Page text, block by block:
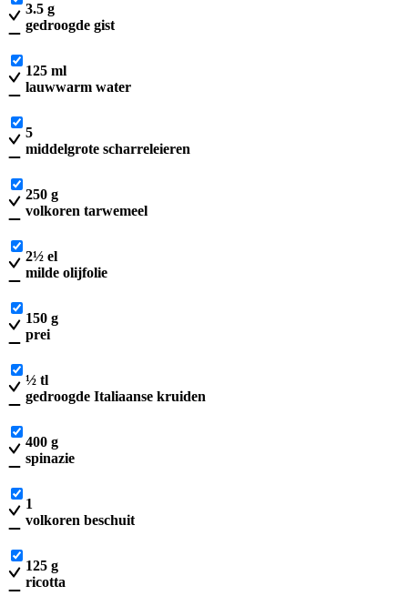
3.5 g
gedroogde gist
125 ml
lauwwarm water
5
middelgrote scharreleieren
250 g
volkoren tarwemeel
2½ el
milde olijfolie
150 g
prei
½ tl
gedroogde Italiaanse kruiden
400 g
spinazie
1
volkoren beschuit
125 g
ricotta